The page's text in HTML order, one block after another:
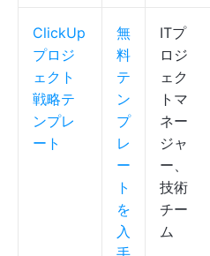
ClickUp
プロジ
ェクト
戦略テ
ンプレ
ート
無
料
テ
ン
プ
レ
ー
ト
を
入
ITプ
ロジ
ェク
トマ
ネー
ジャ
ー、
技術
チー
ム